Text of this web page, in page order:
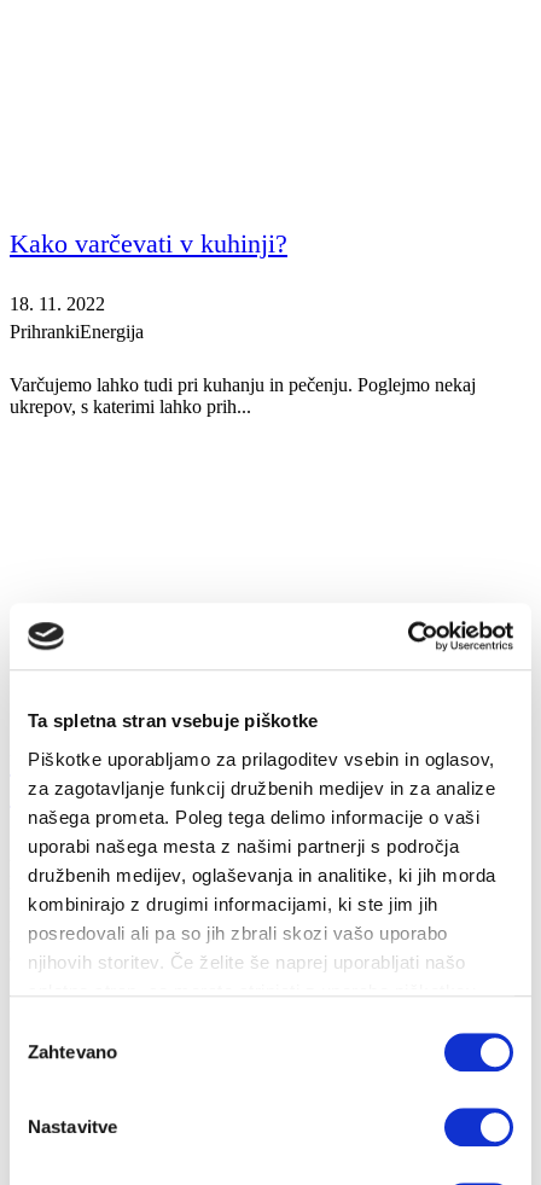
Ta spletna stran vsebuje piškotke
Piškotke uporabljamo za prilagoditev vsebin in oglasov,
za zagotavljanje funkcij družbenih medijev in za analize
našega prometa. Poleg tega delimo informacije o vaši
uporabi našega mesta z našimi partnerji s področja
družbenih medijev, oglaševanja in analitike, ki jih morda
kombinirajo z drugimi informacijami, ki ste jim jih
posredovali ali pa so jih zbrali skozi vašo uporabo
njihovih storitev. Če želite še naprej uporabljati našo
soglasja
Zahtevano
Nastavitve
Kako varčevati v kuhinji?
18. 11. 2022
PrihrankiEnergija
Varčujemo lahko tudi pri kuhanju in pečenju. Poglejmo nekaj
ukrepov, s katerimi lahko prih...
Ukrepi za obvladovanje energetske draginje
20...
26. 10. 2022
PrihrankiEnergija
Zakon o nujnem ukrepu na področju davka na dodano vrednost za
omilitev dviga cen energento...